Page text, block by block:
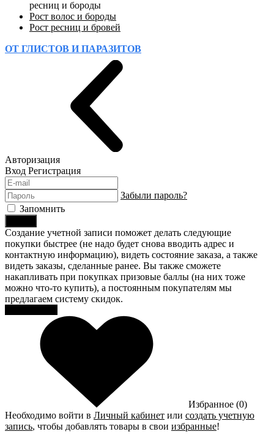
ресниц и бороды
Рост волос и бороды
Рост ресниц и бровей
ОТ ГЛИСТОВ И ПАРАЗИТОВ
Авторизация
Вход Регистрация
Забыли пароль?
Запомнить
Создание учетной записи поможет делать следующие
покупки быстрее (не надо будет снова вводить адрес и
контактную информацию), видеть состояние заказа, а также
видеть заказы, сделанные ранее. Вы также сможете
накапливать при покупках призовые баллы (на них тоже
можно что-то купить), а постоянным покупателям мы
предлагаем систему скидок.
Избранное (0)
Необходимо войти в Личный кабинет или создать учетную
запись, чтобы добавлять товары в свои избранные!